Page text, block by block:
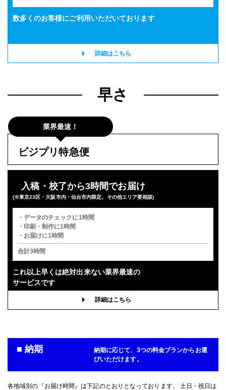
数多くのお客様にご利用いただいております
詳細はこちら
早さ
業界最速！
ビジプリ特急便
入稿・校了から3時間でお届け
(※東京23区・大阪市内・仙台市内限定。その他エリア要相談)
・データのチェックに1時間
・印刷・制作に1時間
・お届けに1時間
合計3時間
これ以上早くは絶対出来ない業界最速の
サービスです
詳細はこちら
■ 納期
納期に応じて、3つの料金プランからお選
びいただけます。
各地域別の『お届け時間』は下記のとおりとなっております。 土日・祝日は